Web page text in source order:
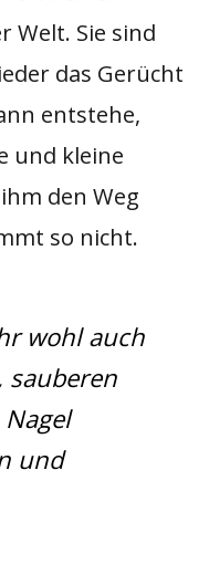
Welt. Sie sind
das Gerücht
entstehe,
und kleine
den Weg
so nicht.
wohl auch
sauberen
und